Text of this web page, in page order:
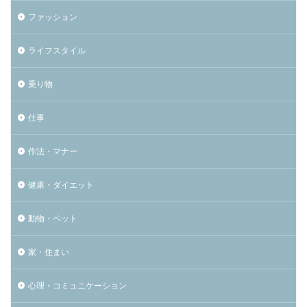
ファッション
ライフスタイル
乗り物
仕事
作法・マナー
健康・ダイエット
動物・ペット
家・住まい
心理・コミュニケーション